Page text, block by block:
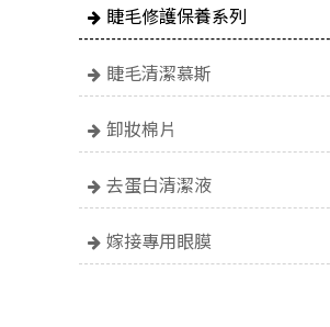
睫毛修護保養系列
睫毛清潔慕斯
卸妝棉片
去蛋白清潔液
嫁接專用眼膜